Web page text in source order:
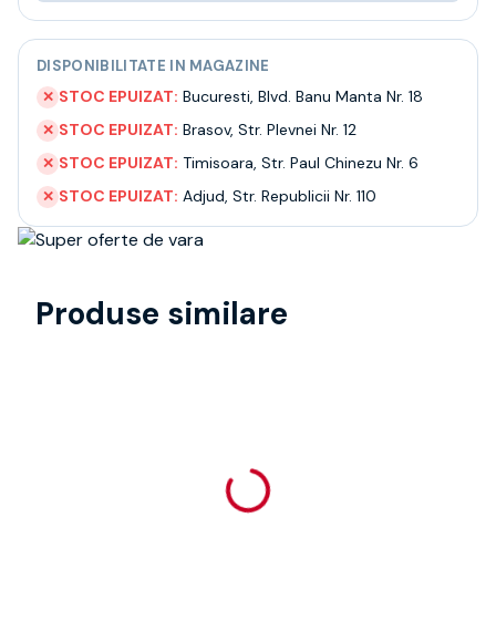
Termeni si conditii
Politica de confidentialitate
Intrebari frecvente
DISPONIBILITATE IN MAGAZINE
✕ STOC EPUIZAT: Bucuresti, Blvd. Banu Manta Nr. 18
✕ STOC EPUIZAT: Brasov, Str. Plevnei Nr. 12
✕ STOC EPUIZAT: Timisoara, Str. Paul Chinezu Nr. 6
✕ STOC EPUIZAT: Adjud, Str. Republicii Nr. 110
Produse similare